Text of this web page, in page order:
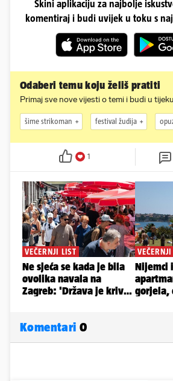
Skini aplikaciju za najbolje
komentiraj i budi uvijek u toku s
Odaberi temu koju želiš pratiti
Primaj sve nove vijesti o temi i budi u tijeku
šime strikoman festival žudija
1
Komentari 0